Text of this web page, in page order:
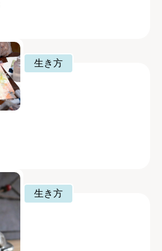
生き方
生き方